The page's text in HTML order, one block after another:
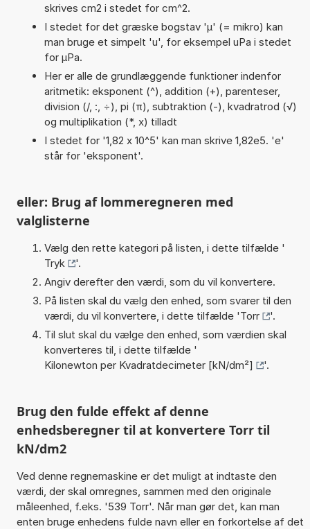
skrives cm2 i stedet for cm^2.
I stedet for det græske bogstav 'µ' (= mikro) kan
man bruge et simpelt 'u', for eksempel uPa i stedet
for µPa.
Her er alle de grundlæggende funktioner indenfor
aritmetik: eksponent (^), addition (+), parenteser,
division (/, :, ÷), pi (π), subtraktion (-), kvadratrod (√)
og multiplikation (*, x) tilladt
I stedet for '1,82 x 10^5' kan man skrive 1,82e5. 'e'
står for 'eksponent'.
eller: Brug af lommeregneren med
valglisterne
Vælg den rette kategori på listen, i dette tilfælde '
Tryk
'.
Angiv derefter den værdi, som du vil konvertere.
På listen skal du vælg den enhed, som svarer til den
værdi, du vil konvertere, i dette tilfælde 'Torr
'.
Til slut skal du vælge den enhed, som værdien skal
konverteres til, i dette tilfælde '
Kilonewton per Kvadratdecimeter [kN/dm²]
'.
Brug den fulde effekt af denne
enhedsberegner til at konvertere Torr til
kN/dm2
Ved denne regnemaskine er det muligt at indtaste den
værdi, der skal omregnes, sammen med den originale
måleenhed, f.eks. '539 Torr'. Når man gør det, kan man
enten bruge enhedens fulde navn eller en forkortelse af det